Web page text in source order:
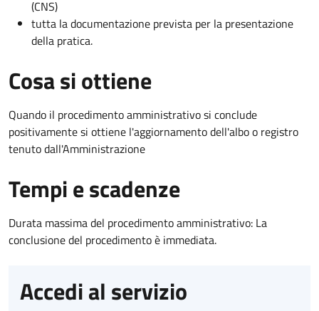
(CNS)
tutta la documentazione prevista per la presentazione
della pratica.
Cosa si ottiene
Quando il procedimento amministrativo si conclude
positivamente si ottiene l'aggiornamento dell'albo o registro
tenuto dall'Amministrazione
Tempi e scadenze
Durata massima del procedimento amministrativo: La
conclusione del procedimento è immediata.
Accedi al servizio